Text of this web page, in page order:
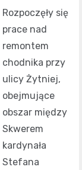
Rozpoczęły się
prace nad
remontem
chodnika przy
ulicy Żytniej,
obejmujące
obszar między
Skwerem
kardynała
Stefana